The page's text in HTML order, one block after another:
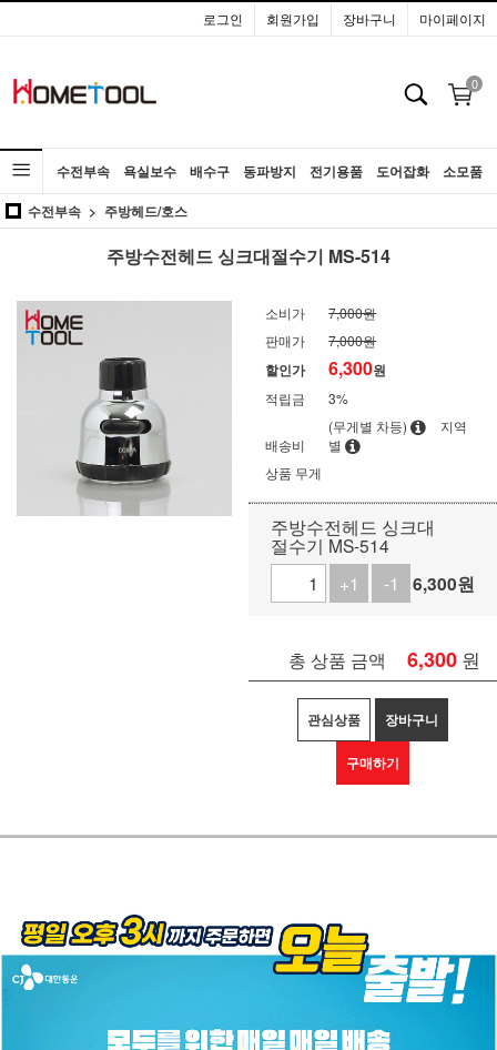
로그인 회원가입 장바구니 마이페이지
0
수전부속 욕실보수 배수구 동파방지 전기용품 도어잡화 소모품
공구수전부속 주방헤드/호스
주방수전헤드 싱크대절수기 MS-514
소비가
7,000원
판매가
7,000원
할인가 6,300원
적립금 3%
배송비
(무게별 차등)
지역
별
상품 무게
주방수전헤드 싱크대
절수기 MS-514
+1
-1 6,300원
총 상품 금액 6,300 원
관심상품 장바구니
구매하기